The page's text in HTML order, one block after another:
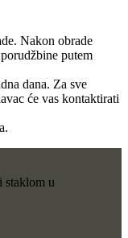
Nakon obrade
putem
dana. Za sve
će vas kontaktirati
staklom u